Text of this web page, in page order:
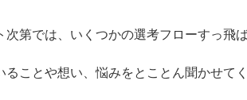
次第では、いくつかの選考フローすっ飛
ることや想い、悩みをとことん聞かせてく